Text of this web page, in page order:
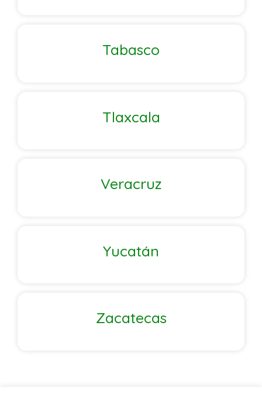
Tabasco
Tlaxcala
Veracruz
Yucatán
Zacatecas